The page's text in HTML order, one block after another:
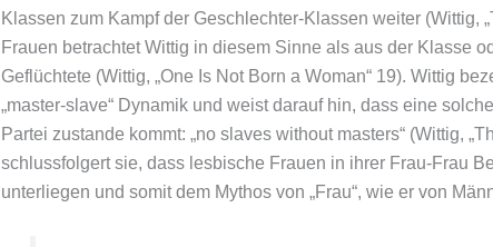
Klassen zum Kampf der Geschlechter-Klassen weiter (Wittig,
Frauen betrachtet Wittig in diesem Sinne als aus der Klasse
Geflüchtete (Wittig, „One Is Not Born a Woman“ 19). Wittig
„master-slave“ Dynamik und weist darauf hin, dass eine
Partei zustande kommt: „no slaves without masters“ (Wittig,
schlussfolgert sie, dass lesbische Frauen in ihrer Frau-Frau
unterliegen und somit dem Mythos von „Frau“, wie er von